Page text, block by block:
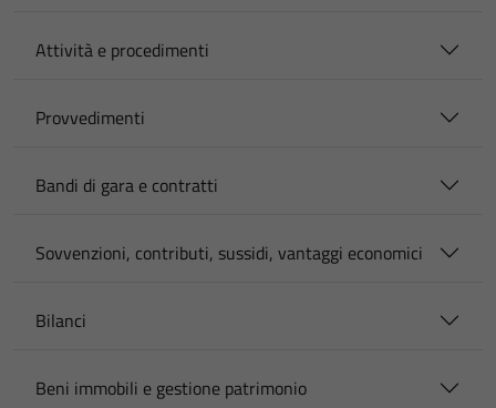
Attività e procedimenti
Provvedimenti
Bandi di gara e contratti
Sovvenzioni, contributi, sussidi, vantaggi economici
Bilanci
Beni immobili e gestione patrimonio